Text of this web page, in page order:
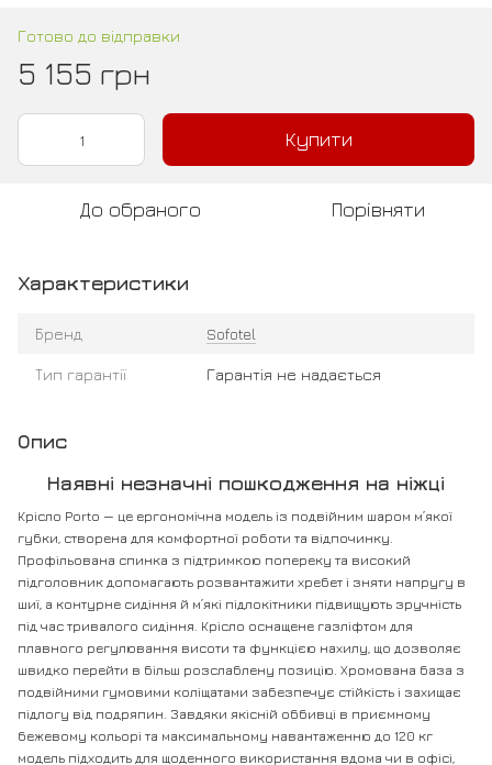
Готово до відправки
5 155 грн
Купити
До обраного Порівняти
Характеристики
Бренд Sofotel
Тип гарантії Гарантія не надається
Опис
Наявні незначні пошкодження на ніжці
Крісло Porto — це ергономічна модель із подвійним шаром м’якої
губки, створена для комфортної роботи та відпочинку.
Профільована спинка з підтримкою попереку та високий
підголовник допомагають розвантажити хребет і зняти напругу в
шиї, а контурне сидіння й м’які підлокітники підвищують зручність
під час тривалого сидіння. Крісло оснащене газліфтом для
плавного регулювання висоти та функцією нахилу, що дозволяє
швидко перейти в більш розслаблену позицію. Хромована база з
подвійними гумовими коліщатами забезпечує стійкість і захищає
підлогу від подряпин. Завдяки якісній оббивці в приємному
бежевому кольорі та максимальному навантаженню до 120 кг
модель підходить для щоденного використання вдома чи в офісі,